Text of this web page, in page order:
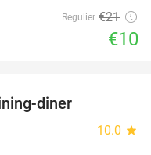
Regulier €21
€10
diner
10.0 star